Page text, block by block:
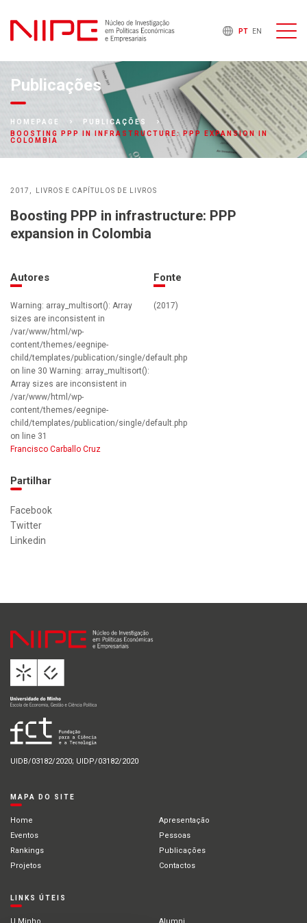
PT EN
Publicações
HOMEPAGE
PUBLICAÇÕES
BOOSTING PPP IN INFRASTRUCTURE: PPP EXPANSION IN
COLOMBIA
2017 LIVROS E CAPÍTULOS DE LIVROS
Boosting PPP in infrastructure: PPP
expansion in Colombia
Autores
Warning: array_multisort(): Array
sizes are inconsistent in
/var/www/html/wp-
content/themes/eegnipe-
child/templates/publication/single/default.php
on line 30 Warning: array_multisort():
Array sizes are inconsistent in
/var/www/html/wp-
content/themes/eegnipe-
child/templates/publication/single/default.php
on line 31
Francisco Carballo Cruz
Fonte
(2017)
Partilhar
Facebook
Twitter
Linkedin
UIDB/03182/2020; UIDP/03182/2020
MAPA DO SITE
Home
Apresentação
Eventos
Pessoas
Rankings
Publicações
Projetos
Contactos
LINKS ÚTEIS